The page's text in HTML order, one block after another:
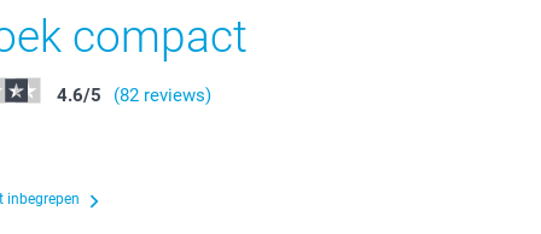
compact
4.6/5 (82 reviews)
inbegrepen